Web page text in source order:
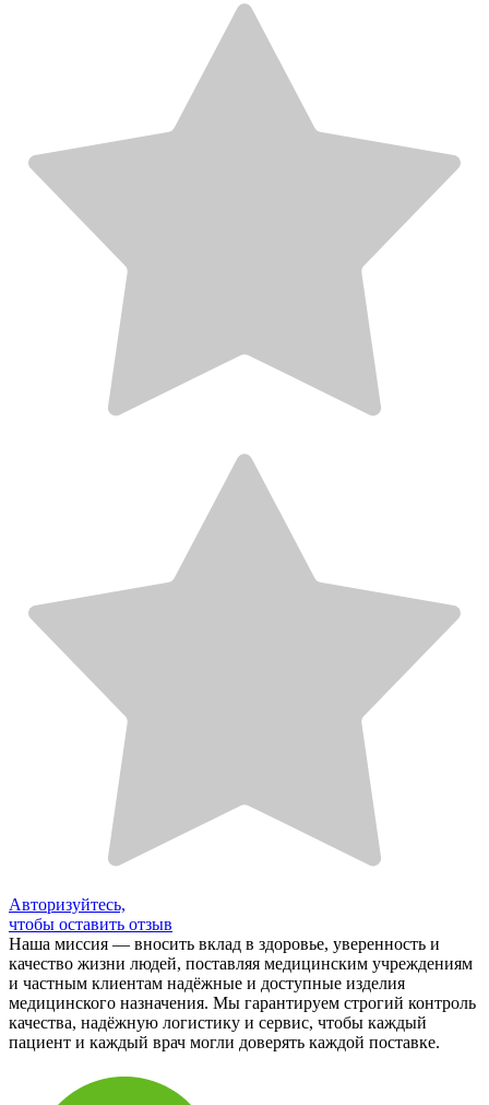
Авторизуйтесь,
чтобы оставить отзыв
Наша миссия — вносить вклад в здоровье, уверенность и
качество жизни людей, поставляя медицинским учреждениям
и частным клиентам надёжные и доступные изделия
медицинского назначения. Мы гарантируем строгий контроль
качества, надёжную логистику и сервис, чтобы каждый
пациент и каждый врач могли доверять каждой поставке.